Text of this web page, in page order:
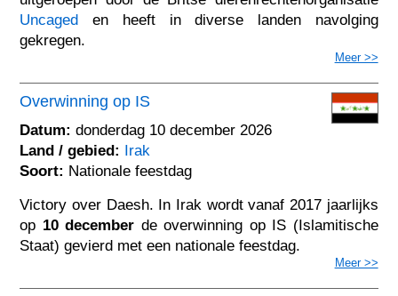
Uncaged en heeft in diverse landen navolging
gekregen.
Meer >>
Overwinning op IS
Datum: donderdag 10 december 2026
Land / gebied: Irak
Soort: Nationale feestdag
Victory over Daesh. In Irak wordt vanaf 2017 jaarlijks
op 10 december de overwinning op IS (Islamitische
Staat) gevierd met een nationale feestdag.
Meer >>